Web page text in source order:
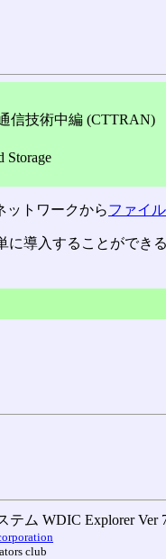
信技術中編 (CTTRAN)
Storage
ットワークからファイ
に導入することができ
ム WDIC Explorer Ver
club